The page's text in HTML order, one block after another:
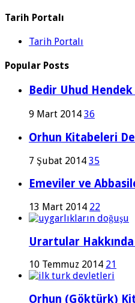
Tarih Portalı
Tarih Portalı
Popular Posts
Bedir Uhud Hendek
9 Mart 2014 36
Orhun Kitabeleri
7 Şubat 2014 35
Emeviler ve
13 Mart 2014 22
Urartular
10 Temmuz 2014 21
Orhun (Göktürk)